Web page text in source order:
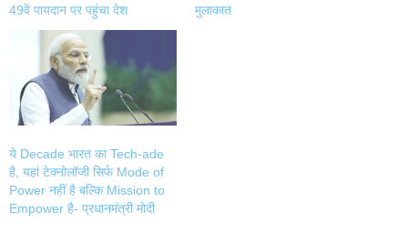
49वें पायदान पर पहुंचा देश
मुलाकात
ये Decade भारत का Tech-ade
है, यहां टेक्नोलॉजी सिर्फ Mode of
Power नहीं है बल्कि Mission to
Empower है- प्रधानमंत्री मोदी